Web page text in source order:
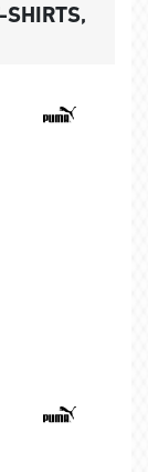
SHIRTS,